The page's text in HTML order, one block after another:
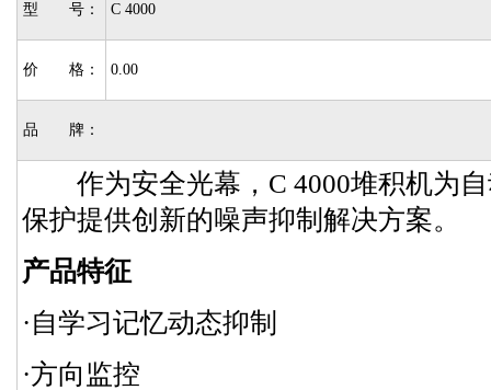
型 号： C 4000
价 格： 0.00
品 牌：
作为安全光幕，C 4000堆积机为自
保护提供创新的噪声抑制解决方案。
产品特征
·自学习记忆动态抑制
·方向监控